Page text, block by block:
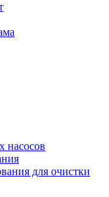
насосов
для очистки